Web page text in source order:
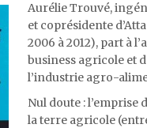
Aurélie Trouvé,
et coprésidente
2006 à 2012), part à
business agricole et
l’industrie agro-
Nul doute : l’emprise
la terre agricole